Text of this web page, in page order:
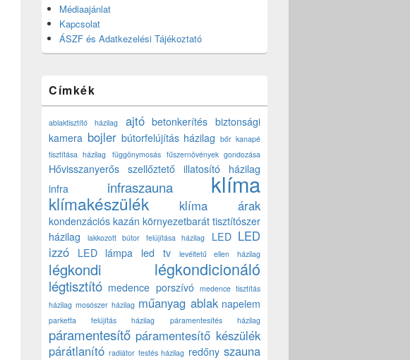
Médiaajánlat
Kapcsolat
ÁSZF és Adatkezelési Tájékoztató
Címkék
ablaktisztító házilag ajtó betonkerítés biztonsági
kamera bojler bútorfelújítás házilag bőr kanapé
tisztítása házilag függönymosás fűszernövények gondozása
Hővisszanyerős szellőztető illatosító házilag
infra
infraszauna klíma
klímakészülék klíma árak
kondenzációs kazán környezetbarát tisztítószer
házilag
lakkozott bútor felújítása házilag LED LED
izzó
LED lámpa led tv levéltetű ellen házilag
légkondi légkondicionáló
légtisztító medence porszívó medence tisztítás
házilag mosószer házilag műanyag ablak napelem
parketta felújítás házilag páramentesítés házilag
páramentesítő páramentesítő készülék
párátlanító radiátor festés házilag redőny szauna